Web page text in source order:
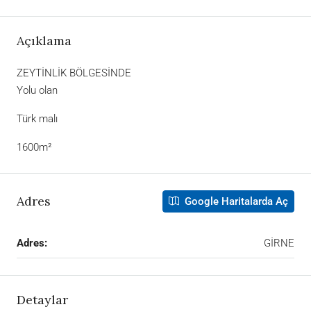
Açıklama
ZEYTİNLİK BÖLGESİNDE
Yolu olan
Türk malı
1600m²
Adres Google Haritalarda Aç
Adres: GİRNE
Detaylar